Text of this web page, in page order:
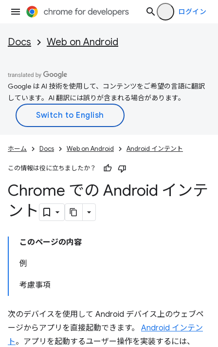
ログイン
Docs Web on Android
Google は AI 技術を使用して、コンテンツをご希望の言語に翻訳
しています。AI 翻訳には誤りが含まれる場合があります。
ホーム Docs Web on Android Android インテント
この情報は役に立ちましたか？
Chrome での Android インテ
ント
このページの内容
例
考慮事項
次のデバイスを使用して Android デバイス上のウェブペ
ージからアプリを直接起動できます。 Android インテン
ト。アプリを起動するユーザー操作を実装するには、